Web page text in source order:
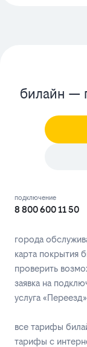
билайн —
подключение
8 800 600 11 50
города
карта покрытия
проверить
заявка на
услуга «Переезд»
все тарифы
тарифы с